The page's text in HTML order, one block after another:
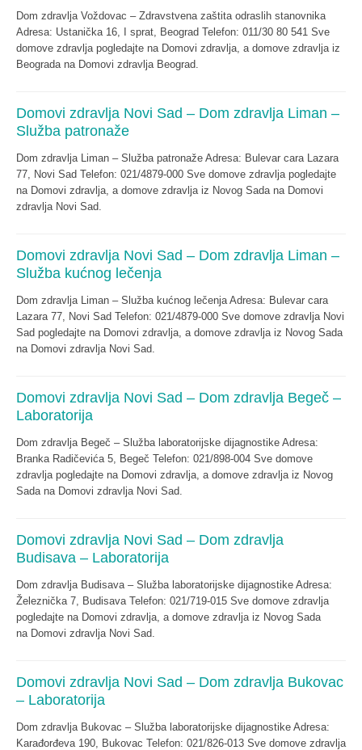
Dom zdravlja Voždovac – Zdravstvena zaštita odraslih stanovnika
Adresa: Ustanička 16, I sprat, Beograd Telefon: 011/30 80 541 Sve
domove zdravlja pogledajte na Domovi zdravlja, a domove zdravlja iz
Beograda na Domovi zdravlja Beograd.
Domovi zdravlja Novi Sad – Dom zdravlja Liman –
Služba patronaže
Dom zdravlja Liman – Služba patronaže Adresa: Bulevar cara Lazara
77, Novi Sad Telefon: 021/4879-000 Sve domove zdravlja pogledajte
na Domovi zdravlja, a domove zdravlja iz Novog Sada na Domovi
zdravlja Novi Sad.
Domovi zdravlja Novi Sad – Dom zdravlja Liman –
Služba kućnog lečenja
Dom zdravlja Liman – Služba kućnog lečenja Adresa: Bulevar cara
Lazara 77, Novi Sad Telefon: 021/4879-000 Sve domove zdravlja Novi
Sad pogledajte na Domovi zdravlja, a domove zdravlja iz Novog Sada
na Domovi zdravlja Novi Sad.
Domovi zdravlja Novi Sad – Dom zdravlja Begeč –
Laboratorija
Dom zdravlja Begeč – Služba laboratorijske dijagnostike Adresa:
Branka Radičevića 5, Begeč Telefon: 021/898-004 Sve domove
zdravlja pogledajte na Domovi zdravlja, a domove zdravlja iz Novog
Sada na Domovi zdravlja Novi Sad.
Domovi zdravlja Novi Sad – Dom zdravlja
Budisava – Laboratorija
Dom zdravlja Budisava – Služba laboratorijske dijagnostike Adresa:
Železnička 7, Budisava Telefon: 021/719-015 Sve domove zdravlja
pogledajte na Domovi zdravlja, a domove zdravlja iz Novog Sada
na Domovi zdravlja Novi Sad.
Domovi zdravlja Novi Sad – Dom zdravlja Bukovac
– Laboratorija
Dom zdravlja Bukovac – Služba laboratorijske dijagnostike Adresa:
Karađorđeva 190, Bukovac Telefon: 021/826-013 Sve domove zdravlja